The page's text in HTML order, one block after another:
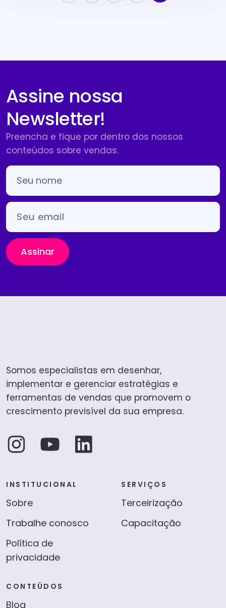
Assine nossa
Newsletter!
Preencha e fique por dentro dos nossos
conteúdos sobre vendas.
Assinar
Somos especialistas em desenhar,
implementar e gerenciar estratégias e
ferramentas de vendas que promovem o
crescimento previsível da sua empresa.
INSTITUCIONAL
Sobre
Trabalhe conosco
Política de
privacidade
SERVIÇOS
Terceirização
Capacitação
CONTEÚDOS
Blog